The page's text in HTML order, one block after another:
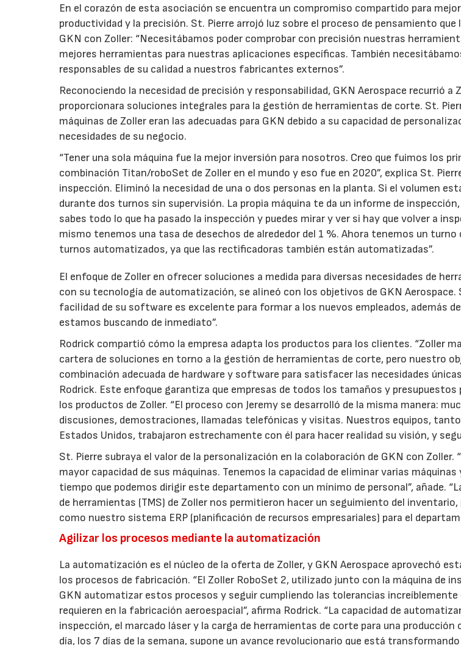
En el corazón de esta asociación se encuentra un compromiso compartido para
productividad y la precisión. St. Pierre arrojó luz sobre el proceso de pensamiento que
GKN con Zoller: “Necesitábamos poder comprobar con precisión nuestras
mejores herramientas para nuestras aplicaciones específicas. También
responsables de su calidad a nuestros fabricantes externos”.
Reconociendo la necesidad de precisión y responsabilidad, GKN Aerospace recurrió a
proporcionara soluciones integrales para la gestión de herramientas de corte. St.
máquinas de Zoller eran las adecuadas para GKN debido a su capacidad de
necesidades de su negocio.
“Tener una sola máquina fue la mejor inversión para nosotros. Creo que fuimos los
combinación Titan/roboSet de Zoller en el mundo y eso fue en 2020”, explica St.
inspección. Eliminó la necesidad de una o dos personas en la planta. Si el volumen
durante dos turnos sin supervisión. La propia máquina te da un informe de
sabes todo lo que ha pasado la inspección y puedes mirar y ver si hay que volver a
mismo tenemos una tasa de desechos de alrededor del 1 %. Ahora tenemos un turno
turnos automatizados, ya que las rectificadoras también están automatizadas”.
El enfoque de Zoller en ofrecer soluciones a medida para diversas necesidades de
con su tecnología de automatización, se alineó con los objetivos de GKN Aerospace.
facilidad de su software es excelente para formar a los nuevos empleados, además
estamos buscando de inmediato”.
Rodrick compartió cómo la empresa adapta los productos para los clientes. “Zoller
cartera de soluciones en torno a la gestión de herramientas de corte, pero nuestro
combinación adecuada de hardware y software para satisfacer las necesidades
Rodrick. Este enfoque garantiza que empresas de todos los tamaños y presupuestos
los productos de Zoller. “El proceso con Jeremy se desarrolló de la misma manera:
discusiones, demostraciones, llamadas telefónicas y visitas. Nuestros equipos,
Estados Unidos, trabajaron estrechamente con él para hacer realidad su visión, y
St. Pierre subraya el valor de la personalización en la colaboración de GKN con Zoller.
mayor capacidad de sus máquinas. Tenemos la capacidad de eliminar varias máquinas
tiempo que podemos dirigir este departamento con un mínimo de personal”, añade.
de herramientas (TMS) de Zoller nos permitieron hacer un seguimiento del
como nuestro sistema ERP (planificación de recursos empresariales) para el
Agilizar los procesos mediante la automatización
La automatización es el núcleo de la oferta de Zoller, y GKN Aerospace aprovechó
los procesos de fabricación. “El Zoller RoboSet 2, utilizado junto con la máquina de
GKN automatizar estos procesos y seguir cumpliendo las tolerancias
requieren en la fabricación aeroespacial”, afirma Rodrick. “La capacidad de
inspección, el marcado láser y la carga de herramientas de corte para una producción
día, los 7 días de la semana, supone un avance revolucionario que está